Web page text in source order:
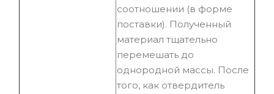
соотношении (в форме
поставки). Полученный
материал тщательно
перемешать до
однородной массы. После
того, как отвердитель